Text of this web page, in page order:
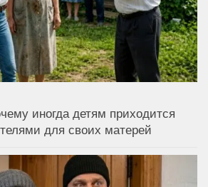
иногда детям приходится
для своих матерей